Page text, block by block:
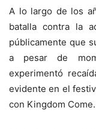
A lo largo de los
batalla contra la
públicamente que
a pesar de
experimentó
evidente en el
con Kingdom Come.